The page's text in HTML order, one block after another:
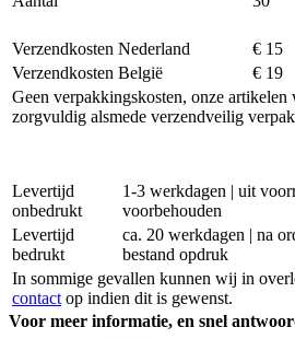
Verzendkosten Nederland € 15
Verzendkosten België
€ 19
Geen verpakkingskosten, onze artikelen
zorgvuldig alsmede verzendveilig
Levertijd
onbedrukt
1-3 werkdagen | uit
voorbehouden
Levertijd
bedrukt
ca. 20 werkdagen | na
bestand opdruk
In sommige gevallen kunnen wij in
contact op indien dit is gewenst.
Voor meer informatie, en snel